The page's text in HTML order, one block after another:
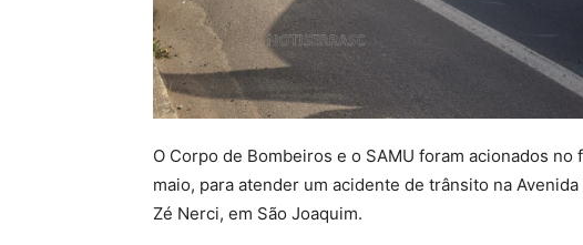
O Corpo de Bombeiros e o SAMU foram acionados
maio, para atender um acidente de trânsito na
Zé Nerci, em São Joaquim.